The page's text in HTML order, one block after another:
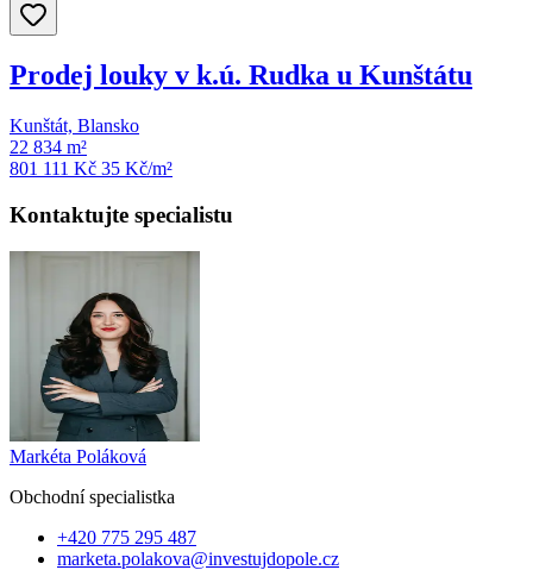
Prodej louky v k.ú. Rudka u Kunštátu
Kunštát, Blansko
22 834 m²
801 111 Kč 35 Kč/m²
Kontaktujte specialistu
Markéta Poláková
Obchodní specialistka
+420 775 295 487
marketa.polakova@investujdopole.cz